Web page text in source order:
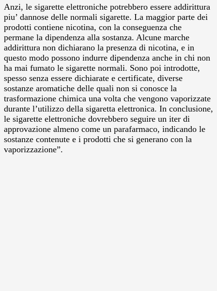
Anzi, le sigarette elettroniche potrebbero essere addirittura
piu’ dannose delle normali sigarette. La maggior parte dei
prodotti contiene nicotina, con la conseguenza che
permane la dipendenza alla sostanza. Alcune marche
addirittura non dichiarano la presenza di nicotina, e in
questo modo possono indurre dipendenza anche in chi non
ha mai fumato le sigarette normali. Sono poi introdotte,
spesso senza essere dichiarate e certificate, diverse
sostanze aromatiche delle quali non si conosce la
trasformazione chimica una volta che vengono vaporizzate
durante l’utilizzo della sigaretta elettronica. In conclusione,
le sigarette elettroniche dovrebbero seguire un iter di
approvazione almeno come un parafarmaco, indicando le
sostanze contenute e i prodotti che si generano con la
vaporizzazione”.